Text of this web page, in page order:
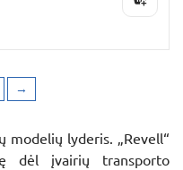
→
modelių lyderis. „Revell“
dėl įvairių transporto